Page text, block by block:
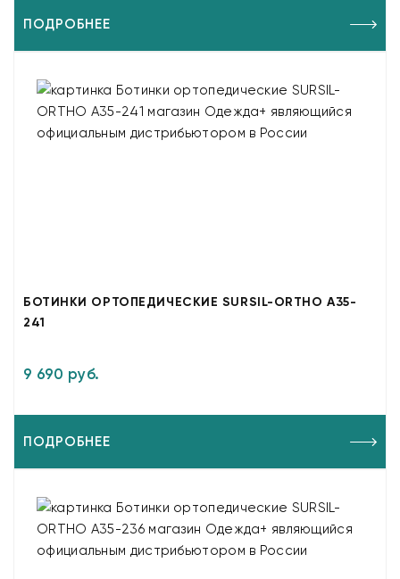
ПОДРОБНЕЕ
БОТИНКИ ОРТОПЕДИЧЕСКИЕ SURSIL-ORTHO A35-
241
9 690 руб.
ПОДРОБНЕЕ